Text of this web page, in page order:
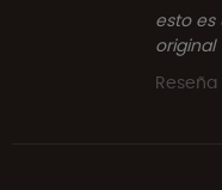
esto es
original